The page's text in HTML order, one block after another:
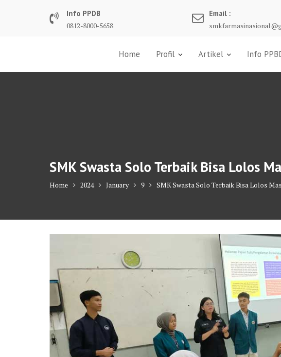
Info PPDB
0812-8000-5658
Email :
Home Profil Artikel Info
SMK Swasta Solo Terbaik Bisa Lolos
Home 2024 January 9 SMK Swasta Solo Terbaik Bisa Lolos